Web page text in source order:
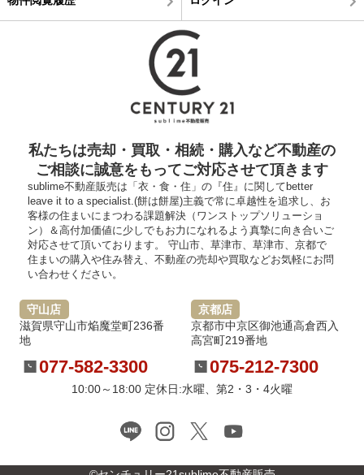
私たちは売却・買取・相続・購入など不動産の
ご相談に誠意をもってご対応させて頂きます
sublime不動産販売は「衣・食・住」の『住』に関してbetter
leave it to a specialist.(餅は餅屋)主義で常に卓越性を追求し、お
客様の住まいにまつわる課題解決（ワンストップソリューショ
ン）＆高付加価値に少しでもお力になれるよう真摯に向き合いご
対応させて頂いております。 守山市、草津市、草津市、京都で
住まいの購入や住み替え、不動産の売却や買取などお気軽にお問
い合わせください。
守山店
滋賀県守山市焔魔堂町236番
地
077-582-3300
京都店
京都市中京区御池通高倉西入
高宮町219番地
075-212-7300
10:00～18:00 定休日:水曜、第2・3・4火曜